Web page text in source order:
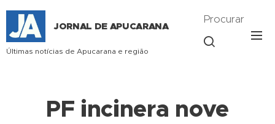
JORNAL DE APUCARANA
Últimas notícias de Apucarana e região
Procurar
PF incinera nove